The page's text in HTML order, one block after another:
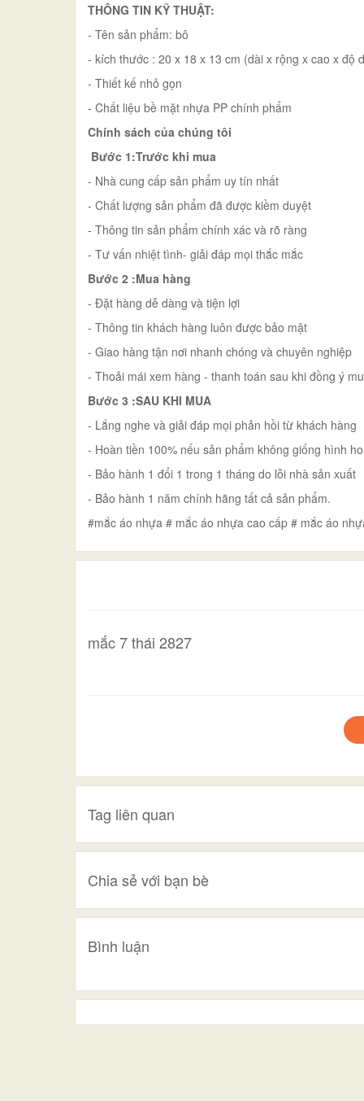
THÔNG TIN KỸ THUẬT:
- Tên sản phẩm: bô
- kích thước : 20 x 18 x 13 cm (dài x rộng x cao x độ
- Thiết kế nhỏ gọn
- Chất liệu bề mặt nhựa PP chính phẩm
Chính sách của chúng tôi
Bước 1:Trước khi mua
- Nhà cung cấp sản phẩm uy tín nhất
- Chất lượng sản phẩm đã được kiềm duyệt
- Thông tin sản phẩm chính xác và rõ ràng
- Tư vấn nhiệt tình- giải đáp mọi thắc mắc
Bước 2 :Mua hàng
- Đặt hàng dễ dàng và tiện lợi
- Thông tin khách hàng luôn được bảo mật
- Giao hàng tận nơi nhanh chóng và chuyên nghiệp
- Thoải mái xem hàng - thanh toán sau khi đồng ý
Bước 3 :SAU KHI MUA
- Lắng nghe và giải đáp mọi phản hồi từ khách hàng
- Hoàn tiền 100% nếu sản phẩm không giống hình
- Bảo hành 1 đổi 1 trong 1 tháng do lỗi nhà sản xuất
- Bảo hành 1 năm chính hãng tất cả sản phẩm.
#mắc áo nhựa # mắc áo nhựa cao cấp # mắc áo
mắc 7 thái 2827
Tag liên quan
Chia sẻ với bạn bè
Bình luận